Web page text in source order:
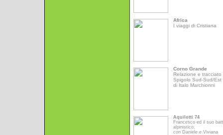
Africa
I viaggi di Cristiana
Corno Grande
Relazione e tracciato
Spigolo Sud-Sud/Est
di Italo Marchionni
Aquilotti 74
Francesco ed il suo
alpinistico,
con Daniele e Viviana